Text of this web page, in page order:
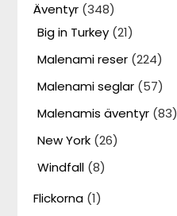
Äventyr (348)
Big in Turkey (21)
Malenami reser (224)
Malenami seglar (57)
Malenamis äventyr (83)
New York (26)
Windfall (8)
Flickorna (1)